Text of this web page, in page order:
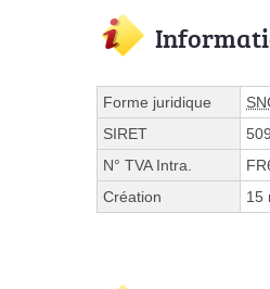
Forme juridique
SIRET
N° TVA Intra.
Création
15